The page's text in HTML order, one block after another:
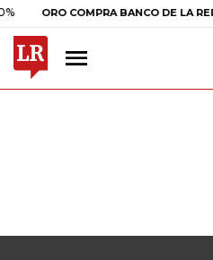
COMPRA BANCO DE LA REPÚBLICA